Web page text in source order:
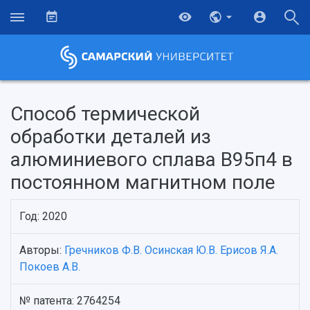
НАЗАД
Об университете
История
Новости
Главные новости
Образование
Почему я выбираю Самарский университет?
Научно-исследовательская деятельность
Основные научные направления
Способ термической
обработки деталей из
алюминиевого сплава В95п4 в
постоянном магнитном поле
Год: 2020
Авторы: Гречников Ф.В. Осинская Ю.В. Ерисов Я.А.
Покоев А.В.
№ патента: 2764254